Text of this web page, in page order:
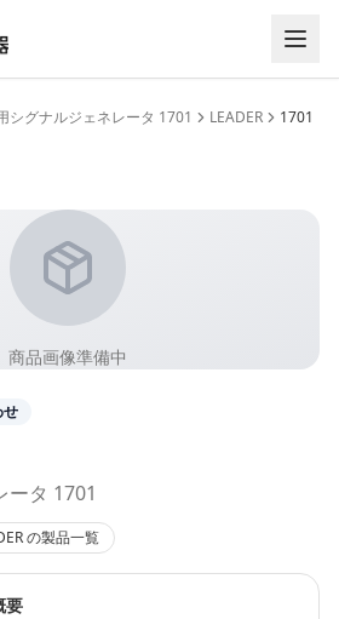
シグナルジェネレータ 1701 LEADER 1701
商品画像準備中
せ
ータ 1701
の製品一覧
要